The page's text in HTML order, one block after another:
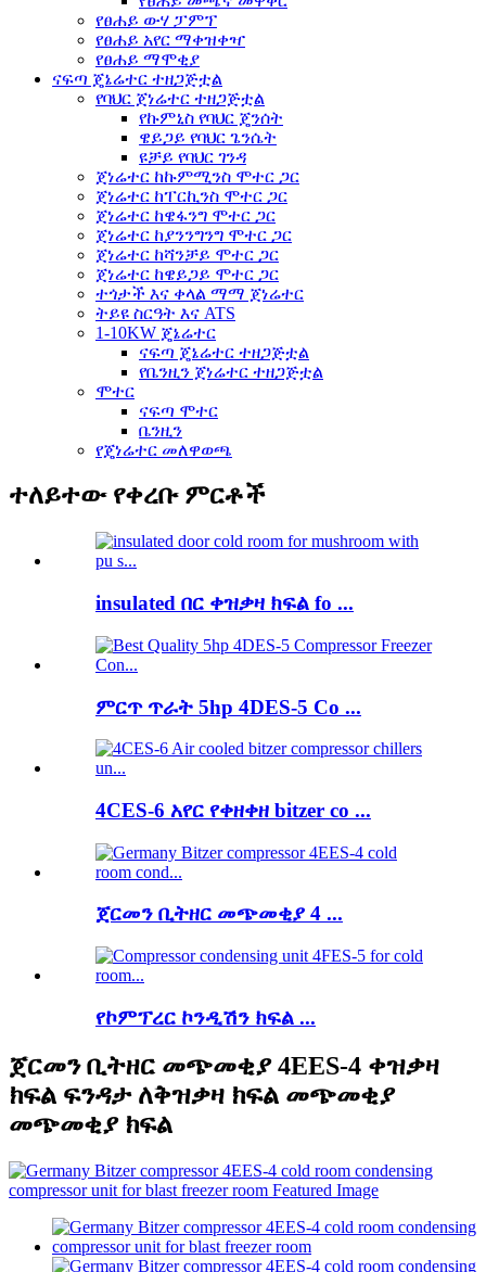
የፀሐይ ውሃ ፓምፕ
የፀሐይ አየር ማቀዝቀዣ
የፀሐይ ማሞቂያ
ናፍጣ ጄኔሬተር ተዘጋጅቷል
የባህር ጀነሬተር ተዘጋጅቷል
የኩምኒስ የባህር ጄንሰት
ዌይጋይ የባህር ጌንሴት
ዩቻይ የባህር ገንዳ
ጀነሬተር ከኩምሚንስ ሞተር ጋር
ጀነሬተር ከፐርኪንስ ሞተር ጋር
ጀነሬተር ከዌፋንግ ሞተር ጋር
ጀነሬተር ከያንንግንግ ሞተር ጋር
ጀነሬተር ከሻንቻይ ሞተር ጋር
ጀነሬተር ከዌይጋይ ሞተር ጋር
ተጎታች እና ቀላል ማማ ጀነሬተር
ትይዩ ስርዓት እና ATS
1-10KW ጄኔሬተር
ናፍጣ ጄኔሬተር ተዘጋጅቷል
የቤንዚን ጀነሬተር ተዘጋጅቷል
ሞተር
ናፍጣ ሞተር
ቤንዚን
የጄነሬተር መለዋወጫ
ተለይተው የቀረቡ ምርቶች
insulated በር ቀዝቃዛ ክፍል fo ...
ምርጥ ጥራት 5hp 4DES-5 Co ...
4CES-6 አየር የቀዘቀዘ bitzer co ...
ጀርመን ቢትዘር መጭመቂያ 4 ...
የኮምፕረር ኮንዲሽን ክፍል ...
ጀርመን ቢትዘር መጭመቂያ 4EES-4 ቀዝቃዛ
ክፍል ፍንዳታ ለቅዝቃዛ ክፍል መጭመቂያ
መጭመቂያ ክፍል